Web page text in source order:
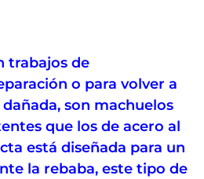
trabajos de
o para volver a
son machuelos
que los de acero al
está diseñada para un
la rebaba, este tipo de